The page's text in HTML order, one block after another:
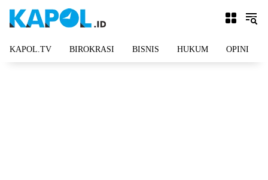
KAPOL.TV BIROKRASI BISNIS HUKUM OPINI